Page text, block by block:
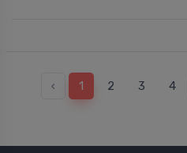
‹ 1 2 3 4